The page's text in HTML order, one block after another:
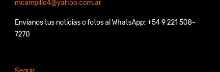
mcampillo4@yahoo.com.ar
Envianos tus noticias o fotos al WhatsApp: +54 9 221 508-
7270